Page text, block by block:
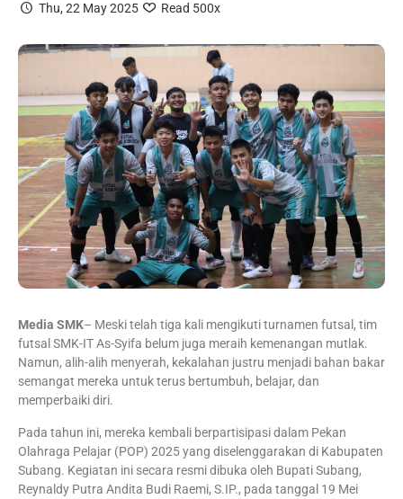
Thu, 22 May 2025 Read 500x
Media SMK– Meski telah tiga kali mengikuti turnamen futsal, tim
futsal SMK-IT As-Syifa belum juga meraih kemenangan mutlak.
Namun, alih-alih menyerah, kekalahan justru menjadi bahan bakar
semangat mereka untuk terus bertumbuh, belajar, dan
memperbaiki diri.
Pada tahun ini, mereka kembali berpartisipasi dalam Pekan
Olahraga Pelajar (POP) 2025 yang diselenggarakan di Kabupaten
Subang. Kegiatan ini secara resmi dibuka oleh Bupati Subang,
Reynaldy Putra Andita Budi Raemi, S.IP., pada tanggal 19 Mei